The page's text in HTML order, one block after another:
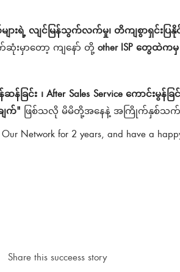
များရဲ့ လျင်မြန်သွက်လက်မှု၊ တိကျစွာရှင်းပြ
ဆုံးမှာတော့ ကျနော် တို့ other ISP တွေထဲကမှ
န်ဆန်ခြင်း ၊ After Sales Service ကေ
ျက်" ဖြစ်သလို မိမိတို့အနေနဲ့ အကြိုက်နှစ်သက်
Network for 2 years, and have a
Share this succeess story